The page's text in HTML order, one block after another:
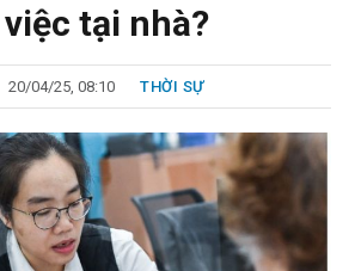
tại nhà?
20/04/25, 08:10 THỜI SỰ